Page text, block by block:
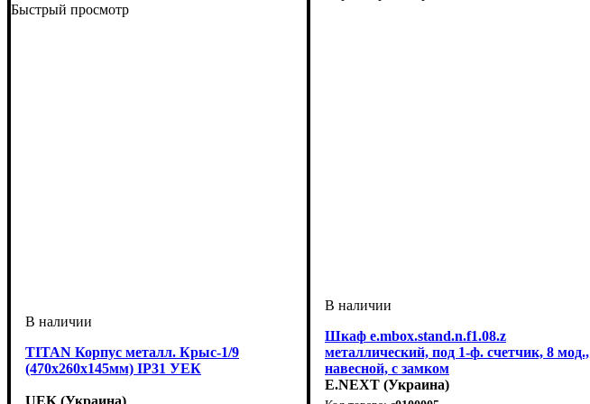
Быстрый просмотр
TITAN Корпус металл. Крыс-1/9
(470х260х145мм) IP31 УЕК
UEK (Украина)
Шкаф e.mbox.stand.n.f1.08.z
металлический, под 1-ф. счетчик, 8 мод.,
навесной, с замком
E.NEXT (Украина)